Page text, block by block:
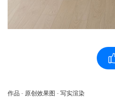
作品 - 原创效果图 - 写实渲染